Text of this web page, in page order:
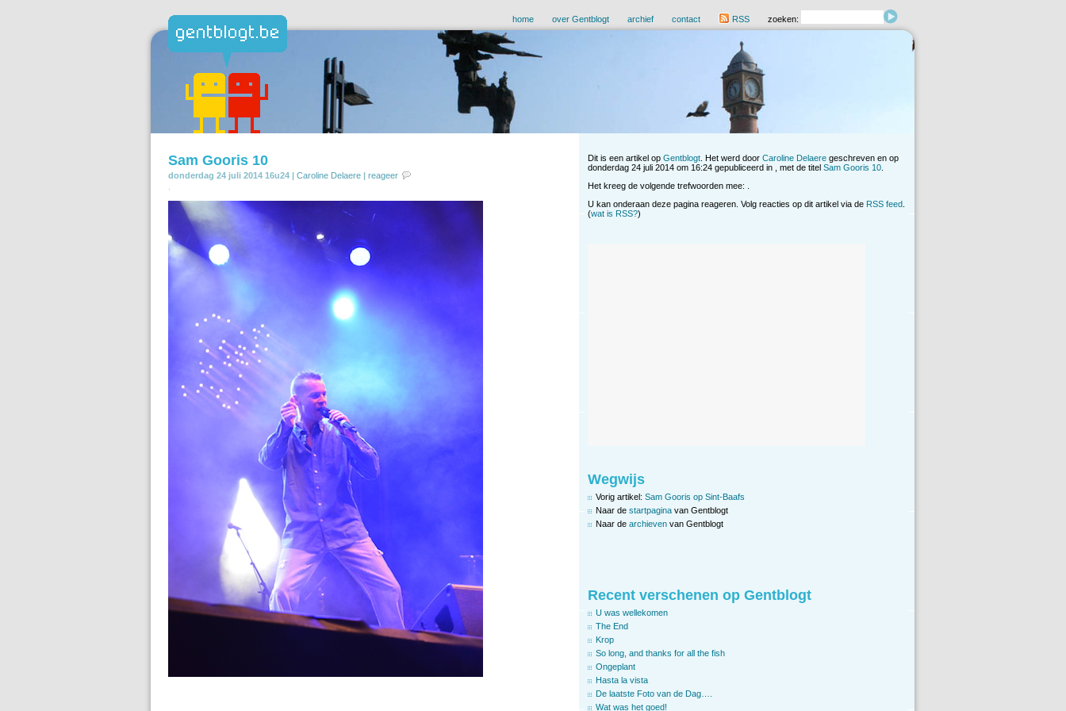
home over Gentblogt archief contact RSS zoeken:
Sam Gooris 10
donderdag 24 juli 2014 16u24 | Caroline Delaere | reageer
Dit is een artikel op Gentblogt . Het werd door Caroline Delaere geschreven en op
donderdag 24 juli 2014 om 16:24 gepubliceerd in , met de titel Sam Gooris 10
Het kreeg de volgende trefwoorden mee: .
U kan onderaan deze pagina reageren. Volg reacties op dit artikel via de RSS feed.
(wat is RSS?)
Wegwijs
Vorig artikel: Sam Gooris op Sint-Baafs
Naar de startpagina van Gentblogt
Naar de archieven van Gentblogt
Recent verschenen op Gentblogt
U was wellekomen
The End
Krop
So long, and thanks for all the fish
Ongeplant
Hasta la vista
De laatste Foto van de Dag….
Wat was het goed!